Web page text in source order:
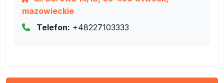
mazowieckie
Telefon: +48227103333